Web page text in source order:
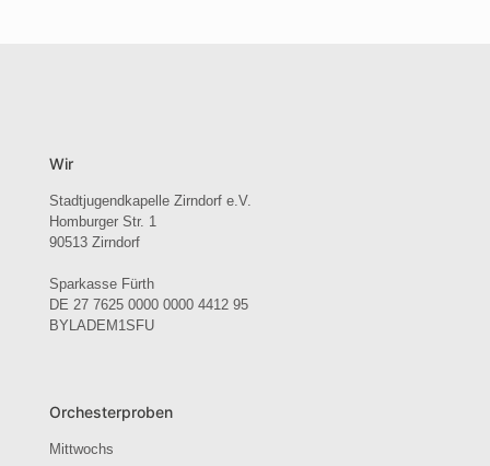
Wir
Stadtjugendkapelle Zirndorf e.V.
Homburger Str. 1
90513 Zirndorf
Sparkasse Fürth
DE 27 7625 0000 0000 4412 95
BYLADEM1SFU
Orchesterproben
Mittwochs